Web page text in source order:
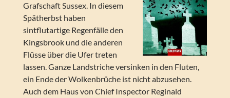
Grafschaft Sussex. In diesem
Spätherbst haben
sintflutartige Regenfälle den
Kingsbrook und die anderen
Flüsse über die Ufer treten
lassen. Ganze Landstriche versinken in den Fluten,
ein Ende der Wolkenbrüche ist nicht abzusehen.
Auch dem Haus von Chief Inspector Reginald